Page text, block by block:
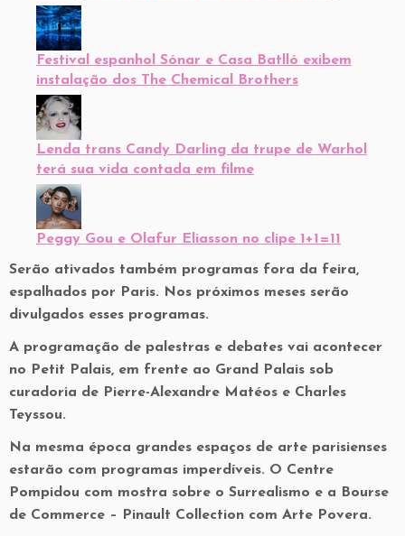
Festival espanhol Sónar e Casa Batlló exibem
instalação dos The Chemical Brothers
Lenda trans Candy Darling da trupe de Warhol
terá sua vida contada em filme
Peggy Gou e Olafur Eliasson no clipe 1+1=11
Serão ativados também programas fora da feira,
espalhados por Paris. Nos próximos meses serão
divulgados esses programas.
A programação de palestras e debates vai acontecer
no Petit Palais, em frente ao Grand Palais sob
curadoria de Pierre-Alexandre Matéos e Charles
Teyssou.
Na mesma época grandes espaços de arte parisienses
estarão com programas imperdíveis. O Centre
Pompidou com mostra sobre o Surrealismo e a Bourse
de Commerce – Pinault Collection com Arte Povera.